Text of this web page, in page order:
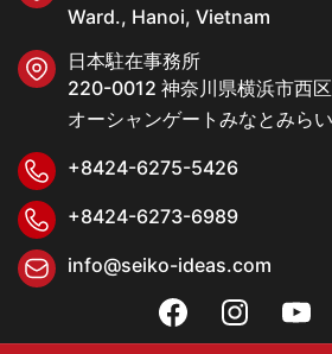
Ward., Hanoi, Vietnam
日本駐在事務所
220-0012 神奈川県横浜市西
オーシャンゲートみなとみら
+8424-6275-5426
+8424-6273-6989
info@seiko-ideas.com